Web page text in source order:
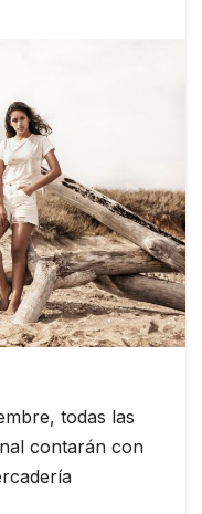
todas las
contarán con